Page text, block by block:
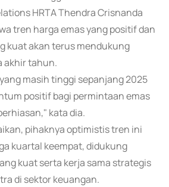
HRTA Thendra Crisnanda
tren harga emas yang positif dan
kuat akan terus mendukung
akhir tahun.
masih tinggi sepanjang 2025
positif bagi permintaan emas
kata dia.
pihaknya optimistis tren ini
kuartal keempat, didukung
kuat serta kerja sama strategis
di sektor keuangan.